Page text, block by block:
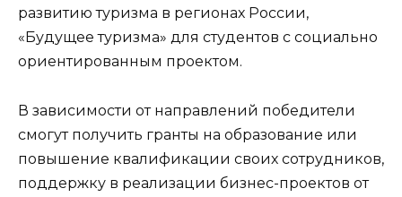
развитию туризма в регионах России,
«Будущее туризма» для студентов с социально
ориентированным проектом.
В зависимости от направлений победители
смогут получить гранты на образование или
повышение квалификации своих сотрудников,
поддержку в реализации бизнес-проектов от